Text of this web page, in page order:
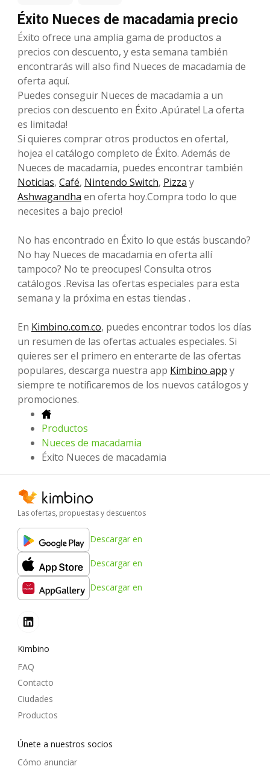
Éxito Nueces de macadamia precio
Éxito ofrece una amplia gama de productos a
precios con descuento, y esta semana también
encontrarás will also find Nueces de macadamia de
oferta aquí.
Puedes conseguir Nueces de macadamia a un
precios con descuento en Éxito .Apúrate! La oferta
es limitada!
Si quieres comprar otros productos en ofertaI,
hojea el catálogo completo de Éxito. Además de
Nueces de macadamia, puedes encontrar también
Noticias, Café, Nintendo Switch, Pizza y
Ashwagandha en oferta hoy.Compra todo lo que
necesites a bajo precio!
No has encontrado en Éxito lo que estás buscando?
No hay Nueces de macadamia en oferta allí
tampoco? No te preocupes! Consulta otros
catálogos .Revisa las ofertas especiales para esta
semana y la próxima en estas tiendas .
En Kimbino.com.co, puedes encontrar todos los días
un resumen de las ofertas actuales especiales. Si
quieres ser el primero en enterarte de las ofertas
populares, descarga nuestra app Kimbino app y
siempre te notificaremos de los nuevos catálogos y
promociones.
Productos
Nueces de macadamia
Éxito Nueces de macadamia
Las ofertas, propuestas y descuentos
Descargar en
Descargar en
Descargar en
Kimbino
FAQ
Contacto
Ciudades
Productos
Únete a nuestros socios
Cómo anunciar